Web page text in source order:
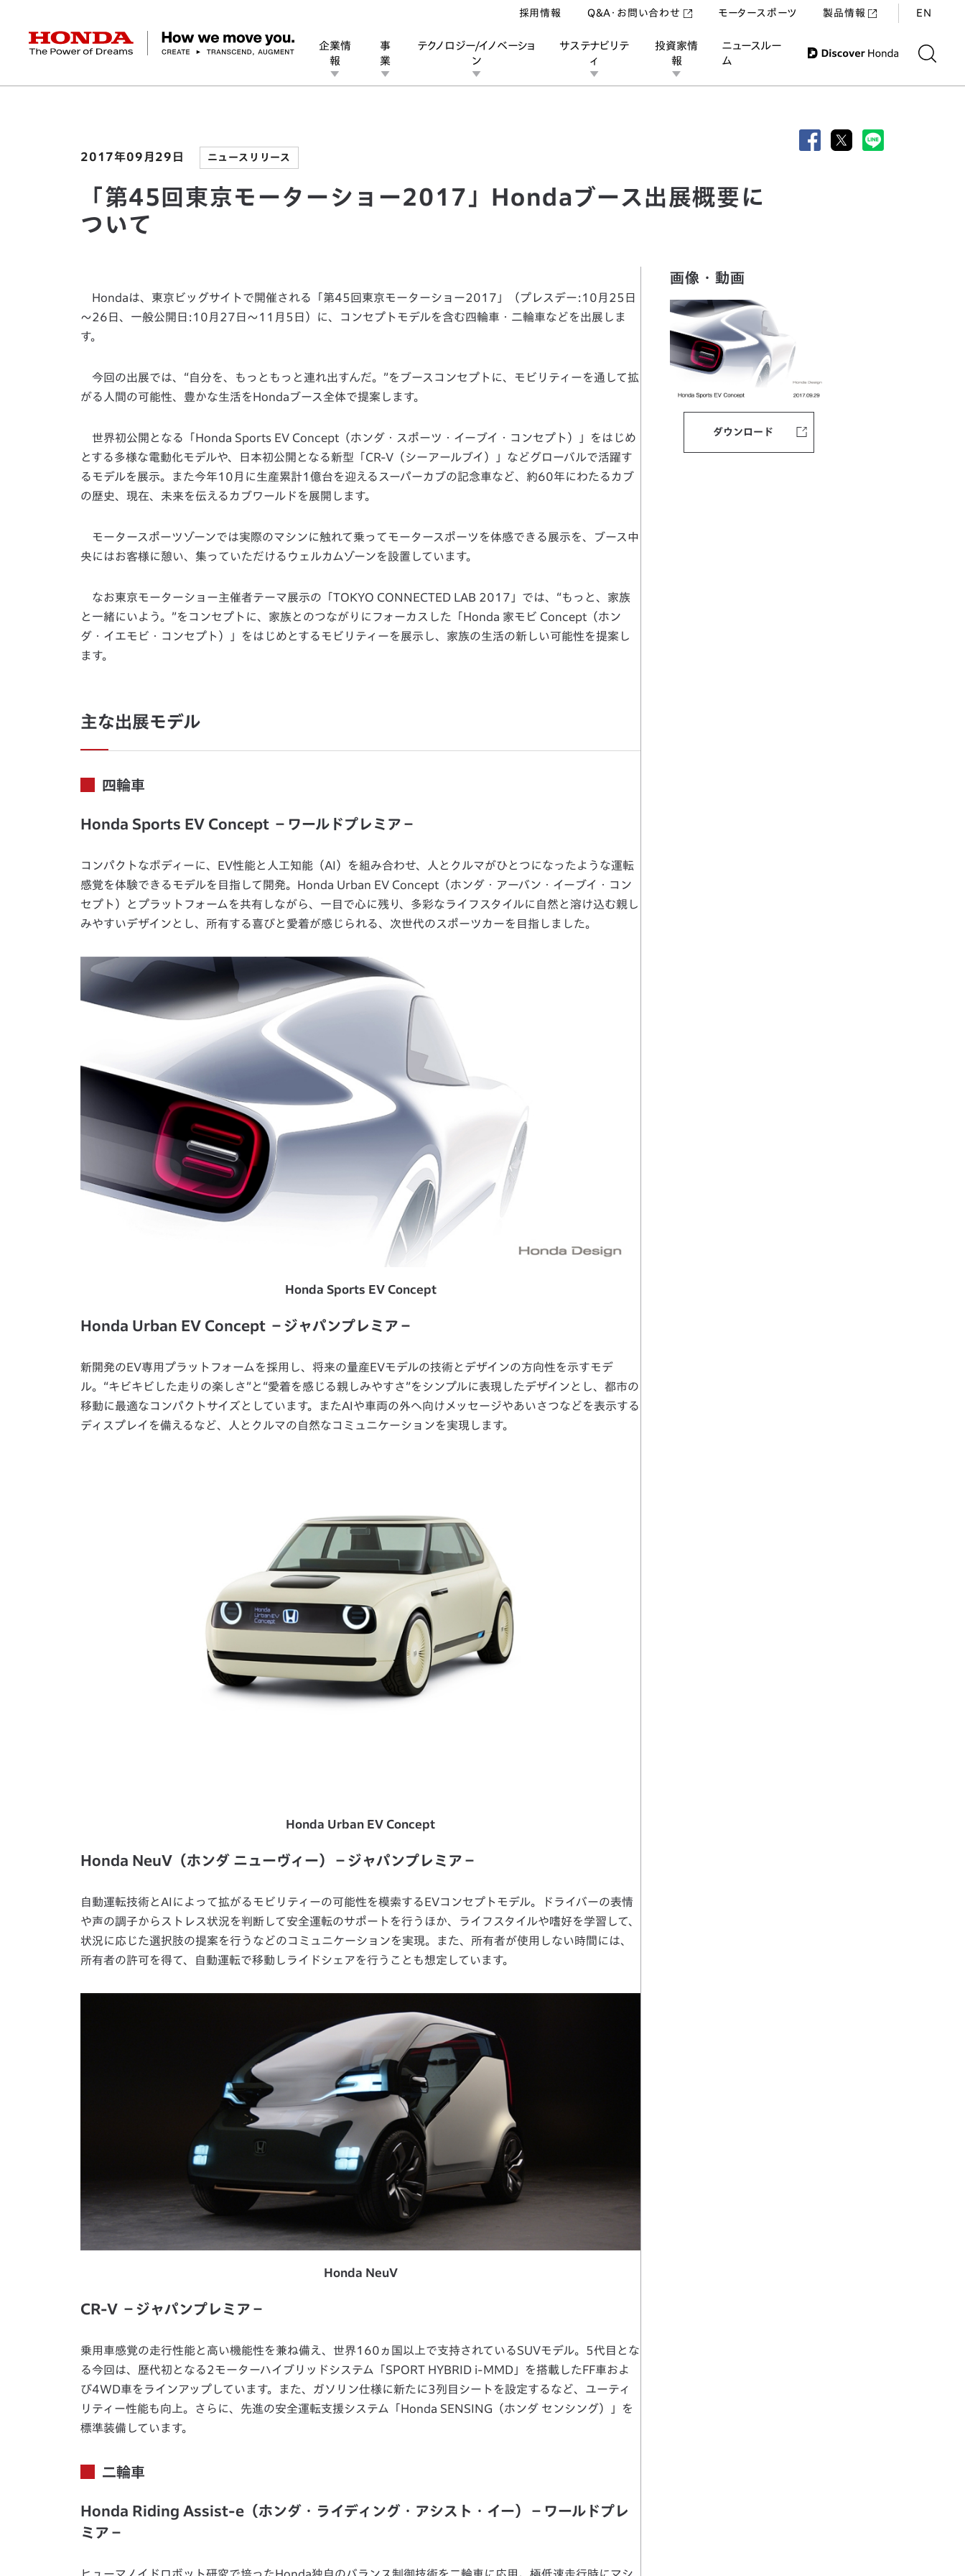
HONDA The Power of Dreams
企業情
報
社長メッセージ 経営方針 会社概要 ヒストリー
事
業
バイク パワープロダクツ マリン その他事業
テクノロジー/イノベーショ
ン
テクノロジー デザイン オープンイノベーション
サステナビリテ
ィ
ESGレポート Honda Report 環境 社会 ガバナンス
投資家情
報
IR資料室 財務・業績情報 株式・債券情報
ニュースルー
ム
ニュースルーム
Discover Honda
採用情報 Q&A・お問い合わせ モータースポーツ 製品情報 EN
「第45回東京モーターショー2017」Hondaブース出展概要について
2017年09月29日 ニュースリリース
「第45回東京モーターショー2017」Hondaブース出展概要に
ついて
Hondaは、東京ビッグサイトで開催される「第45回東京モーターショー2017」（プレスデー:10月25日
～26日、一般公開日:10月27日～11月5日）に、コンセプトモデルを含む四輪車・二輪車などを出展しま
す。
今回の出展では、“自分を、もっともっと連れ出すんだ。”をブースコンセプトに、モビリティーを通して拡
がる人間の可能性、豊かな生活をHondaブース全体で提案します。
世界初公開となる「Honda Sports EV Concept（ホンダ・スポーツ・イーブイ・コンセプト）」をはじめ
とする多様な電動化モデルや、日本初公開となる新型「CR-V（シーアールブイ）」などグローバルで活躍す
るモデルを展示。また今年10月に生産累計1億台を迎えるスーパーカブの記念車など、約60年にわたるカブ
の歴史、現在、未来を伝えるカブワールドを展開します。
モータースポーツゾーンでは実際のマシンに触れて乗ってモータースポーツを体感できる展示を、ブース中
央にはお客様に憩い、集っていただけるウェルカムゾーンを設置しています。
なお東京モーターショー主催者テーマ展示の「TOKYO CONNECTED LAB 2017」では、“もっと、家族
と一緒にいよう。”をコンセプトに、家族とのつながりにフォーカスした「Honda 家モビ Concept（ホン
ダ・イエモビ・コンセプト）」をはじめとするモビリティーを展示し、家族の生活の新しい可能性を提案し
ます。
主な出展モデル
四輪車
Honda Sports EV Concept －ワールドプレミア－
コンパクトなボディーに、EV性能と人工知能（AI）を組み合わせ、人とクルマがひとつになったような運転
感覚を体験できるモデルを目指して開発。Honda Urban EV Concept（ホンダ・アーバン・イーブイ・コン
セプト）とプラットフォームを共有しながら、一目で心に残り、多彩なライフスタイルに自然と溶け込む親し
みやすいデザインとし、所有する喜びと愛着が感じられる、次世代のスポーツカーを目指しました。
Honda Sports EV Concept
Honda Urban EV Concept －ジャパンプレミア－
新開発のEV専用プラットフォームを採用し、将来の量産EVモデルの技術とデザインの方向性を示すモデ
ル。“キビキビした走りの楽しさ”と“愛着を感じる親しみやすさ”をシンプルに表現したデザインとし、都市の
移動に最適なコンパクトサイズとしています。またAIや車両の外へ向けメッセージやあいさつなどを表示する
ディスプレイを備えるなど、人とクルマの自然なコミュニケーションを実現します。
Honda Urban EV Concept
Honda NeuV（ホンダ ニューヴィー）－ジャパンプレミア－
自動運転技術とAIによって拡がるモビリティーの可能性を模索するEVコンセプトモデル。ドライバーの表情
や声の調子からストレス状況を判断して安全運転のサポートを行うほか、ライフスタイルや嗜好を学習して、
状況に応じた選択肢の提案を行うなどのコミュニケーションを実現。また、所有者が使用しない時間には、
所有者の許可を得て、自動運転で移動しライドシェアを行うことも想定しています。
Honda NeuV
CR-V －ジャパンプレミア－
乗用車感覚の走行性能と高い機能性を兼ね備え、世界160ヵ国以上で支持されているSUVモデル。5代目とな
る今回は、歴代初となる2モーターハイブリッドシステム「SPORT HYBRID i-MMD」を搭載したFF車およ
び4WD車をラインアップしています。また、ガソリン仕様に新たに3列目シートを設定するなど、ユーティ
リティー性能も向上。さらに、先進の安全運転支援システム「Honda SENSING（ホンダ センシング）」を
標準装備しています。
二輪車
Honda Riding Assist-e（ホンダ・ライディング・アシスト・イー）－ワールドプレ
ミア－
画像・動画
ダウンロード